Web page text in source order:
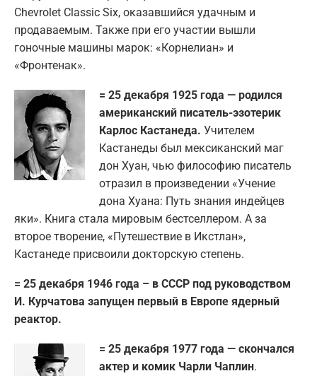
Chevrolet Classic Six, оказавшийся удачным и
продаваемым. Также при его участии вышли
гоночные машины марок: «Корнелиан» и
«Фронтенак».
= 25 декабря 1925 года — родился
американский писатель-эзотерик
Карлос Кастанеда. Учителем
Кастанеды был мексиканский маг
дон Хуан, чью философию писатель
отразил в произведении «Учение
дона Хуана: Путь знания индейцев
яки». Книга стала мировым бестселлером. А за
второе творение, «Путешествие в Икстлан»,
Кастанеде присвоили докторскую степень.
= 25 декабря 1946 года – в СССР под руководством
И. Курчатова запущен первый в Европе ядерный
реактор.
= 25 декабря 1977 года — скончался
актер и комик Чарли Чаплин.